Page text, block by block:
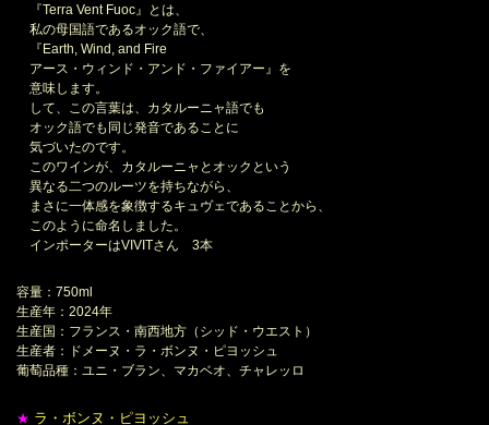
『Terra Vent Fuoc』とは、
私の母国語であるオック語で、
『Earth, Wind, and Fire
アース・ウィンド・アンド・ファイアー』を
意味します。
して、この言葉は、カタルーニャ語でも
オック語でも同じ発音であることに
気づいたのです。
このワインが、カタルーニャとオックという
異なる二つのルーツを持ちながら、
まさに一体感を象徴するキュヴェであることから、
このように命名しました。
インポーターはVIVITさん 3本
容量：750ml
生産年：2024年
生産国：フランス・南西地方（シッド・ウエスト）
生産者：ドメーヌ・ラ・ボンヌ・ピヨッシュ
葡萄品種：ユニ・ブラン、マカベオ、チャレッロ
★ ラ・ボンヌ・ピヨッシュ